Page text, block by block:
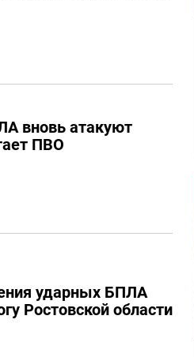
вновь атакуют
ПВО
ударных БПЛА
Ростовской области